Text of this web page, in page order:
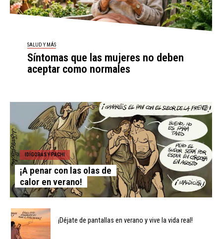
SALUD Y MÁS
Síntomas que las mujeres no deben
aceptar como normales
IDÍGORAS Y PACHI
¡A penar con las olas de
calor en verano!
¡Déjate de pantallas en verano y vive la vida real!